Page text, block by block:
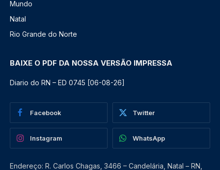
Mundo
Natal
Rio Grande do Norte
BAIXE O PDF DA NOSSA VERSÃO IMPRESSA
Diario do RN – ED 0745 [06-08-26]
Facebook Twitter
Instagram WhatsApp
Endereço: R. Carlos Chagas, 3466 – Candelária, Natal – RN,